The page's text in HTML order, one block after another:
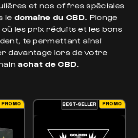
et nos offres spéciales
le domaine du CBD. Plonge
les prix réduits et les bons
te permettant ainsi
davantage lors de votre
achat de CBD.
PROMO BEST-SELLER PROMO